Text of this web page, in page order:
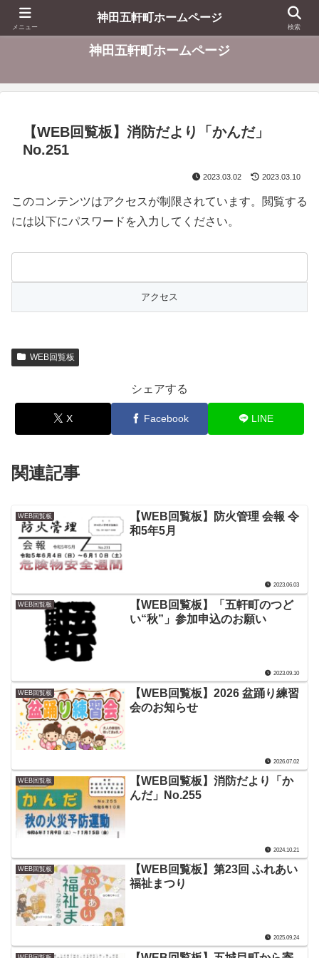
東京都千代田区
神田五軒町ホームページ
【WEB回覧板】消防だより「かんだ」
No.251
2023.03.02 2023.03.10
このコンテンツはアクセスが制限されています。閲覧する
には以下にパスワードを入力してください。
WEB回覧板
シェアする
X Facebook LINE
関連記事
WEB回覧板
【WEB回覧板】防火管理 会報 令
和5年5月
2023.06.03
WEB回覧板
【WEB回覧板】「五軒町のつど
い“秋”」参加申込のお願い
2023.09.10
WEB回覧板
【WEB回覧板】2026 盆踊り練習
会のお知らせ
2026.07.02
WEB回覧板
【WEB回覧板】消防だより「か
んだ」No.255
2024.10.21
WEB回覧板
【WEB回覧板】第23回 ふれあい
福祉まつり
2025.09.24
メニュー
神田五軒町ホームページ
検索